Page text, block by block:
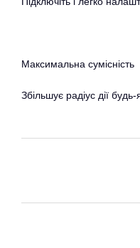
Максимальна сумісність
Збільшує радіус дії